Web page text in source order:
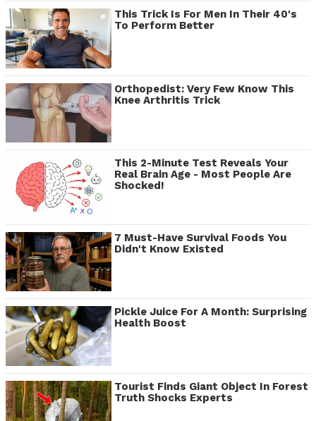
This Trick Is For Men In Their 40's
To Perform Better
Orthopedist: Very Few Know This
Knee Arthritis Trick
This 2-Minute Test Reveals Your
Real Brain Age - Most People Are
Shocked!
7 Must-Have Survival Foods You
Didn't Know Existed
Pickle Juice For A Month: Surprising
Health Boost
Tourist Finds Giant Object In Forest
Truth Shocks Experts